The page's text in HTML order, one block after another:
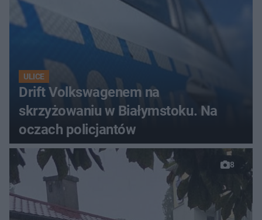
ULICE
Drift Volkswagenem na
skrzyżowaniu w Białymstoku. Na
oczach policjantów
8